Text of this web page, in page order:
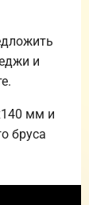
и
мм и
бруса